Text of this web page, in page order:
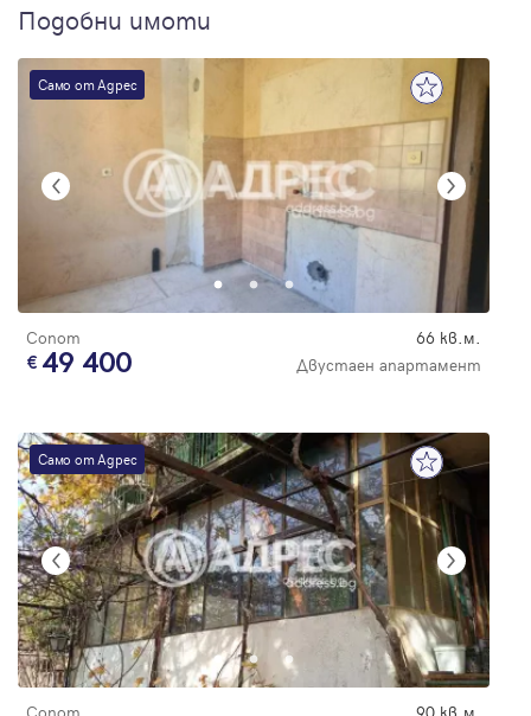
Подобни имоти
Само от Адрес
Сопот 66 кв.м.
49 400 Двустаен апартамент
Само от Адрес